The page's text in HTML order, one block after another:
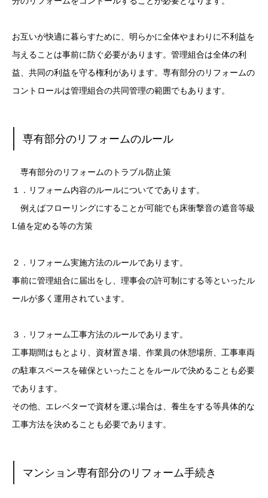
お互いが快適に暮らすために、明らかに全体やまわりに不利益を
与えることは事前に防ぐ必要があります。管理組合は全体の利
益、共同の利益を守る権利があります。専有部分のリフォームの
コントロールは管理組合の共同管理の範囲でもあります。
専有部分のリフォームのルール
専有部分のリフォームのトラブル防止策
１．リフォーム内容のルールについてであります。
例えばフローリングにすることが可能でも床衝撃音の遮音等級
L値を定める等の方策
２．リフォーム実施方法のルールであります。
事前に管理組合に届出をし、理事会の許可制にする等といったル
ールが多く運用されています。
３．リフォーム工事方法のルールであります。
工事期間はもとより、資材置き場、作業員の休憩場所、工事車両
の駐車スペースを確保といったことをルールで決めることも必要
であります。
その他、エレベターで資材を運ぶ場合は、養生をする等具体的な
工事方法を決めることも必要であります。
マンション専有部分のリフォーム手続き